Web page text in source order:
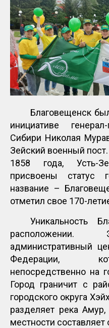
Благовещенск
инициативе
Сибири Николая
Зейский военный
1858 года, Усть-
присвоены статус
название –
отметил свое 170-
Уникальность
расположении.
административный
Федерации,
непосредственно на
Город граничит с
городского округа
разделяет река
местности составляет